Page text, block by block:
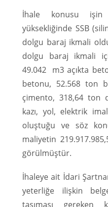
İhale konusu
yüksekliğinde SSB
dolgu baraj ikmali
dolgu baraj ikmali
49.042 m3 açıkta
betonu, 52.568 ton
çimento, 318,64 ton
kazı, yol, elektrik
oluştuğu ve söz
maliyetin
görülmüştür.
İhaleye ait İdari
yeterliğe ilişkin
taşıması gereken